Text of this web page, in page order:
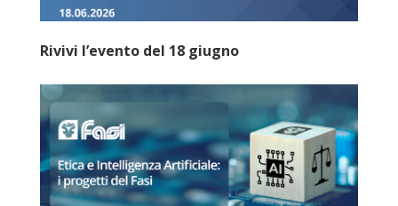
Rivivi l’evento del 18 giugno